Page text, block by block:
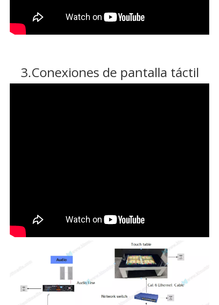
3.Conexiones de pantalla táctil